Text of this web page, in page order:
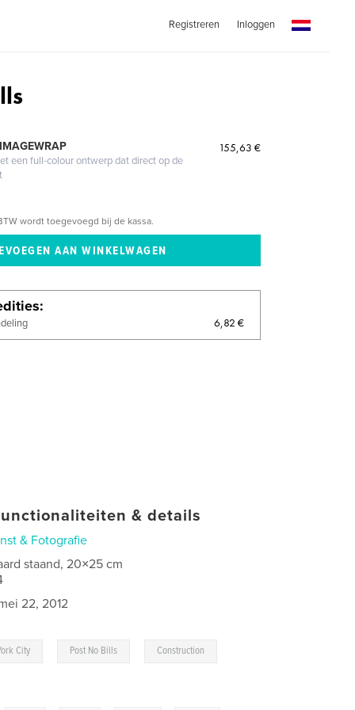
Registreren Inloggen
een full-colour ontwerp dat direct op de
155,63 €
wordt toegevoegd bij de kassa.
6,82 €
& details
& Fotografie
staand, 20×25 cm
22, 2012
City Post No Bills Construction